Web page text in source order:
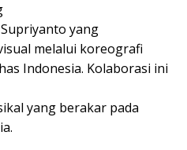
yang
melalui koreografi
Indonesia. Kolaborasi ini
yang berakar pada